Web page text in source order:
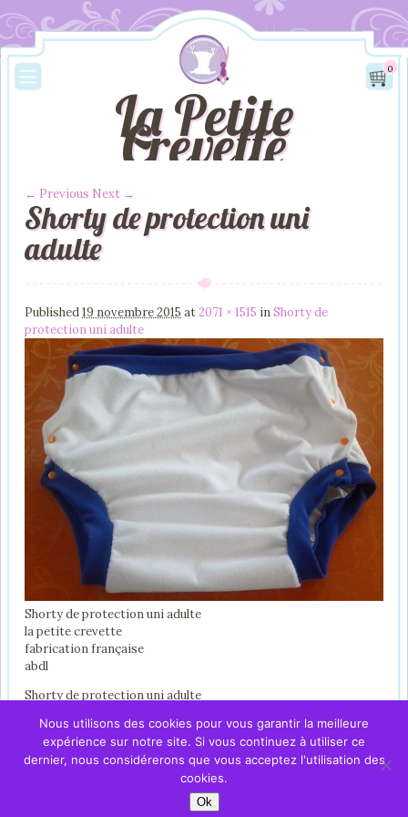
La Petite
Crevette
0
Image navigation
← Previous Next →
Shorty de protection uni
adulte
Published19 novembre 2015 at2071 × 1515 inShorty de
protection uni adulte
Shorty de protection uni adulte
la petite crevette
fabrication française
abdl
Shorty de protection uni adulte
fabrication française
abdl
Nous utilisons des cookies pour vous garantir la meilleure
expérience sur notre site. Si vous continuez à utiliser ce
dernier, nous considérerons que vous acceptez l'utilisation des
cookies.
Ok